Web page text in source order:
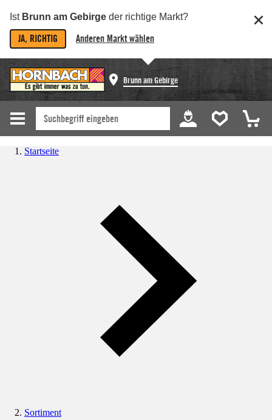
Ist Brunn am Gebirge der richtige Markt?
JA, RICHTIG Anderen Markt wählen
Brunn am Gebirge
Startseite
Sortiment